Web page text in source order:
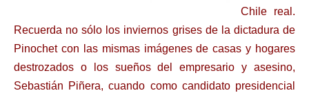
Chile real.
Recuerda no sólo los inviernos grises de la dictadura de
Pinochet con las mismas imágenes de casas y hogares
destrozados o los sueños del empresario y asesino,
Sebastián Piñera, cuando como candidato presidencial